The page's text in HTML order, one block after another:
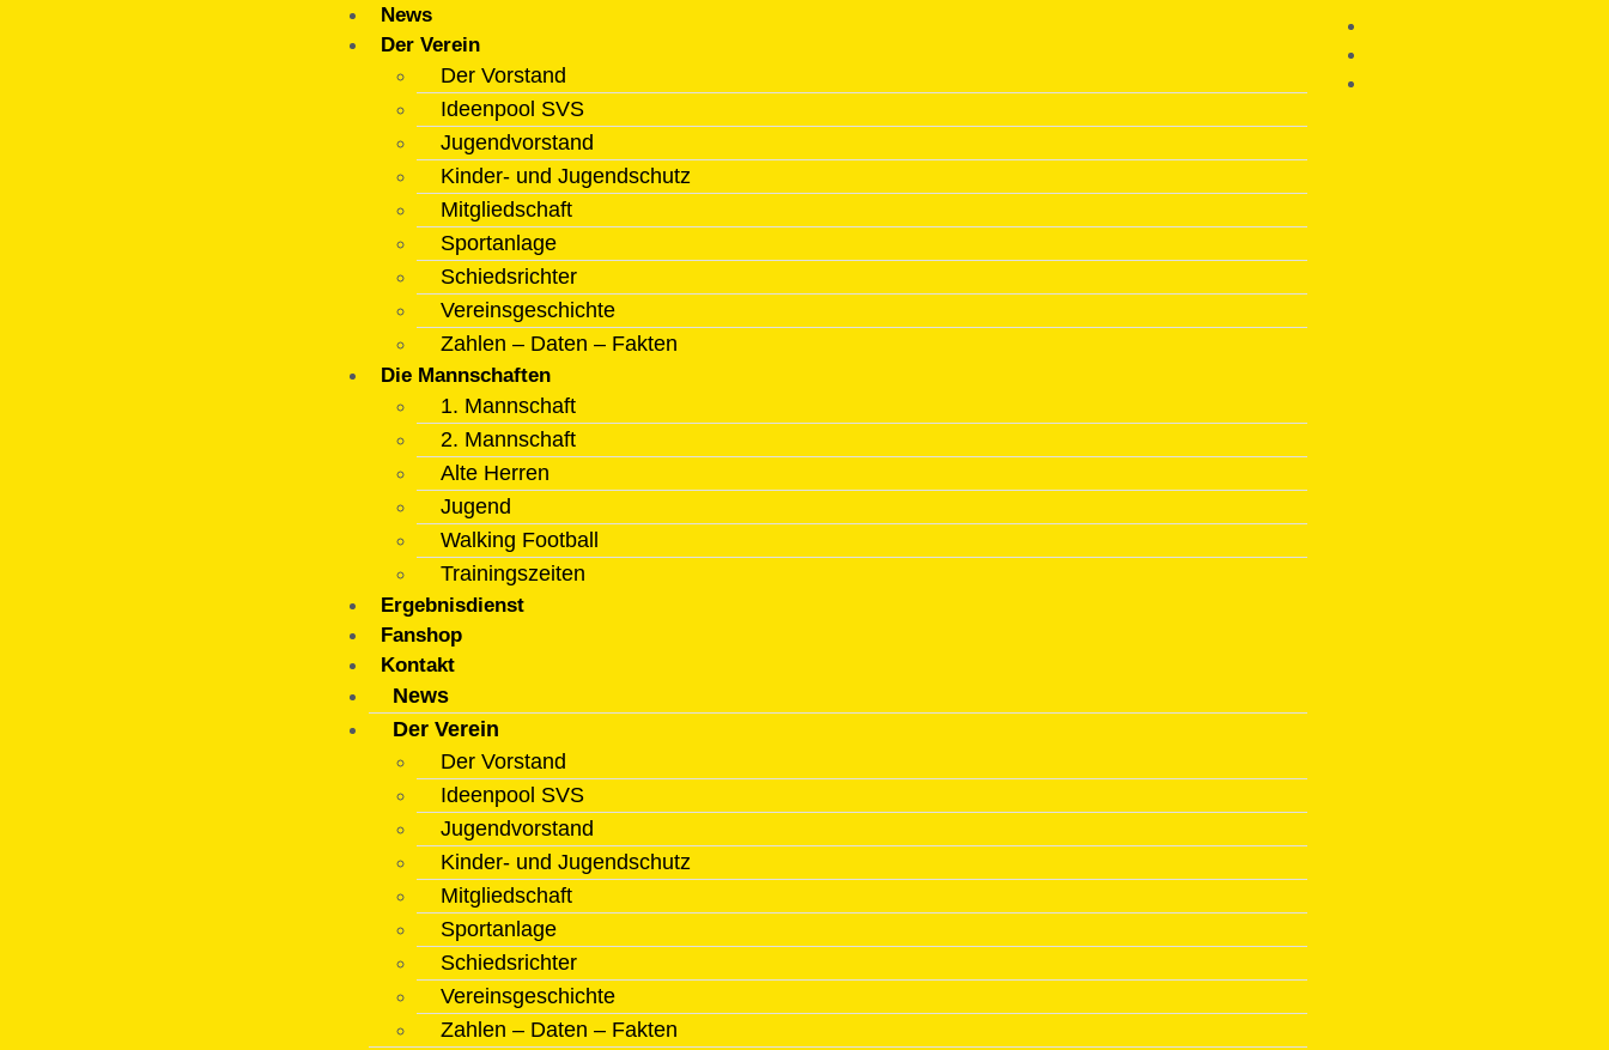
News
Der Verein
Der Vorstand
Ideenpool SVS
Jugendvorstand
Kinder- und Jugendschutz
Mitgliedschaft
Sportanlage
Schiedsrichter
Vereinsgeschichte
Zahlen – Daten – Fakten
Die Mannschaften
1. Mannschaft
2. Mannschaft
Alte Herren
Jugend
Walking Football
Trainingszeiten
Ergebnisdienst
Fanshop
Kontakt
News
Der Verein
Der Vorstand
Ideenpool SVS
Jugendvorstand
Kinder- und Jugendschutz
Mitgliedschaft
Sportanlage
Schiedsrichter
Vereinsgeschichte
Zahlen – Daten – Fakten